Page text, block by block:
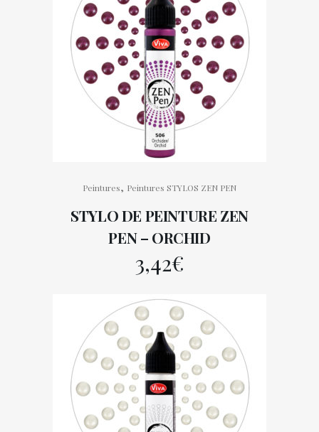
Peintures, Peintures STYLOS ZEN PEN
STYLO DE PEINTURE ZEN
PEN – ORCHID
3,42€